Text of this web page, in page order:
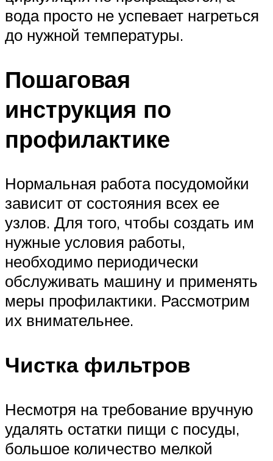
вода просто не успевает нагреться
до нужной температуры.
Пошаговая
инструкция по
профилактике
Нормальная работа посудомойки
зависит от состояния всех ее
узлов. Для того, чтобы создать им
нужные условия работы,
необходимо периодически
обслуживать машину и применять
меры профилактики. Рассмотрим
их внимательнее.
Чистка фильтров
Несмотря на требование вручную
удалять остатки пищи с посуды,
большое количество мелкой